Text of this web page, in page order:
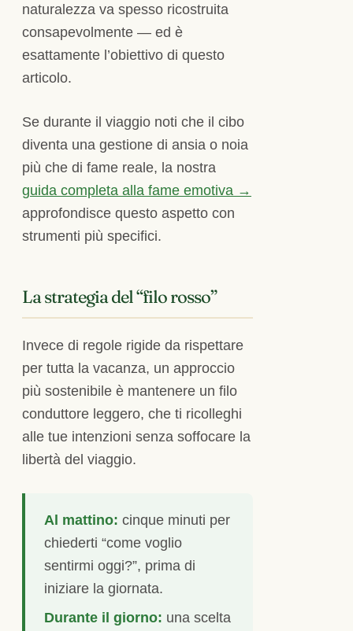
naturalezza va spesso ricostruita
consapevolmente — ed è
esattamente l’obiettivo di questo
articolo.
Se durante il viaggio noti che il cibo
diventa una gestione di ansia o noia
più che di fame reale, la nostra
guida completa alla fame emotiva →
approfondisce questo aspetto con
strumenti più specifici.
La strategia del “filo rosso”
Invece di regole rigide da rispettare
per tutta la vacanza, un approccio
più sostenibile è mantenere un filo
conduttore leggero, che ti ricolleghi
alle tue intenzioni senza soffocare la
libertà del viaggio.
Al mattino: cinque minuti per
chiederti “come voglio
sentirmi oggi?”, prima di
iniziare la giornata.
Durante il giorno: una scelta